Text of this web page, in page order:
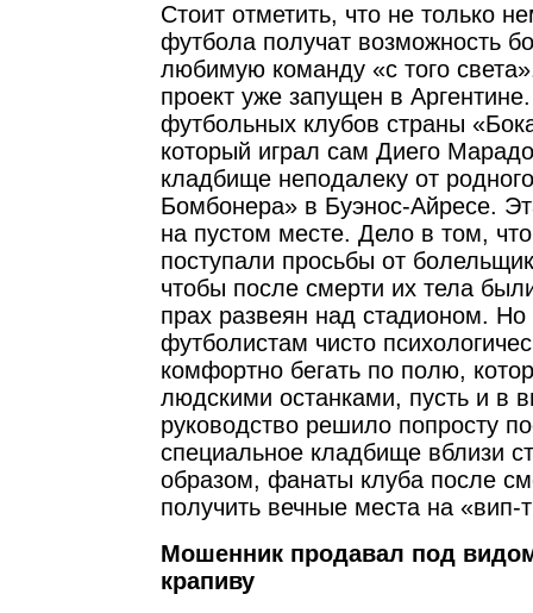
Стоит отметить, что не только
футбола получат возможность
любимую команду «с того
проект уже запущен в
футбольных клубов страны
который играл сам Диего
кладбище неподалеку от
Бомбонера» в Буэнос-Айресе.
на пустом месте. Дело в том,
поступали просьбы от
чтобы после смерти их тела
прах развеян над стадионом. Но
футболистам чисто
комфортно бегать по полю,
людскими останками, пусть и в
руководство решило попросту
специальное кладбище вблизи
образом, фанаты клуба после
получить вечные места на «вип-
Мошенник продавал под
крапиву